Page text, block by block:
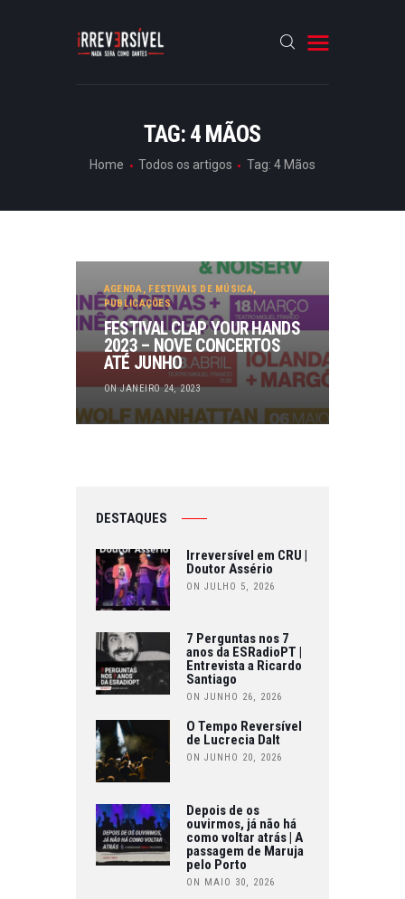
TAG: 4 MÃOS
Home Todos os artigos Tag: 4 Mãos
CRÓNICAS
AGENDA, FESTIVAIS DE MÚSICA,
PUBLICAÇÕES
FESTIVAL CLAP YOUR HANDS
2023 – NOVE CONCERTOS
ATÉ JUNHO
ON JANEIRO 24, 2023
DESTAQUES
Irreversível em CRU |
Doutor Assério
ON JULHO 5, 2026
7 Perguntas nos 7
anos da ESRadioPT |
Entrevista a Ricardo
Santiago
ON JUNHO 26, 2026
O Tempo Reversível
de Lucrecia Dalt
ON JUNHO 20, 2026
Depois de os
ouvirmos, já não há
como voltar atrás | A
passagem de Maruja
pelo Porto
ON MAIO 30, 2026